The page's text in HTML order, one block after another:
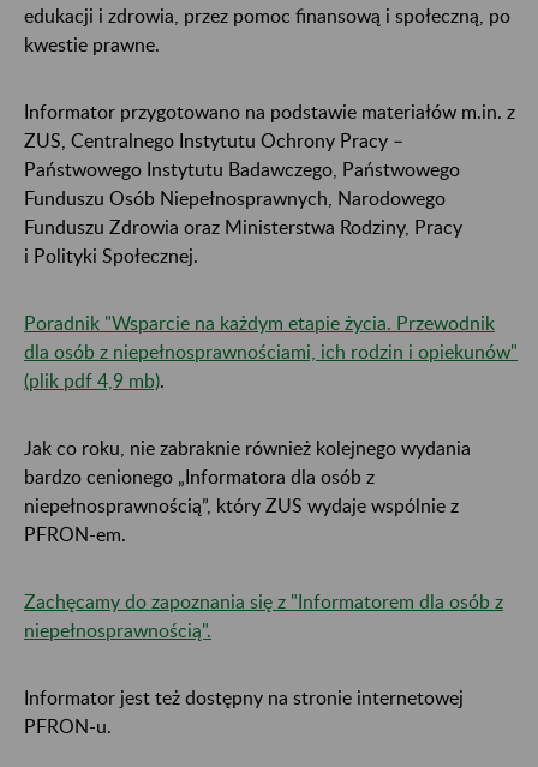
edukacji i zdrowia, przez pomoc finansową i społeczną, po
kwestie prawne.
Informator przygotowano na podstawie materiałów m.in. z
ZUS, Centralnego Instytutu Ochrony Pracy –
Państwowego Instytutu Badawczego, Państwowego
Funduszu Osób Niepełnosprawnych, Narodowego
Funduszu Zdrowia oraz Ministerstwa Rodziny, Pracy
i Polityki Społecznej.
Poradnik "Wsparcie na każdym etapie życia. Przewodnik
dla osób z niepełnosprawnościami, ich rodzin i opiekunów"
(plik pdf 4,9 mb).
Jak co roku, nie zabraknie również kolejnego wydania
bardzo cenionego „Informatora dla osób z
niepełnosprawnością”, który ZUS wydaje wspólnie z
PFRON-em.
Zachęcamy do zapoznania się z "Informatorem dla osób z
niepełnosprawnością".
Informator jest też dostępny na stronie internetowej
PFRON-u.